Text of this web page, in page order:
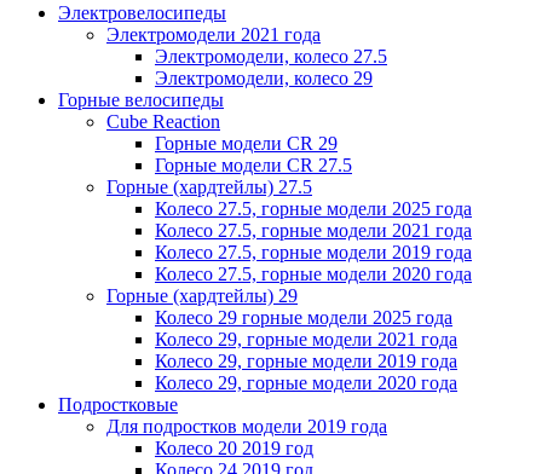
Электровелосипеды
Электромодели 2021 года
Электромодели, колесо 27.5
Электромодели, колесо 29
Горные велосипеды
Cube Reaction
Горные модели CR 29
Горные модели CR 27.5
Горные (хардтейлы) 27.5
Колесо 27.5, горные модели 2025 года
Колесо 27.5, горные модели 2021 года
Колесо 27.5, горные модели 2019 года
Колесо 27.5, горные модели 2020 года
Горные (хардтейлы) 29
Колесо 29 горные модели 2025 года
Колесо 29, горные модели 2021 года
Колесо 29, горные модели 2019 года
Колесо 29, горные модели 2020 года
Подростковые
Для подростков модели 2019 года
Колесо 20 2019 год
Колесо 24 2019 год